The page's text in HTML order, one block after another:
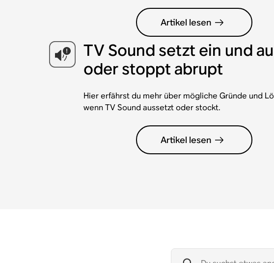
Artikel lesen
TV Sound setzt ein und
oder stoppt abrupt
Hier erfährst du mehr über mögliche Gründe und
wenn TV Sound aussetzt oder stockt.
Artikel lesen